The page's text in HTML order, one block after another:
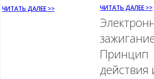
ЧИТАТЬ ДАЛЕЕ >> ЧИТАТЬ ДАЛЕЕ >>
Принцип
действия